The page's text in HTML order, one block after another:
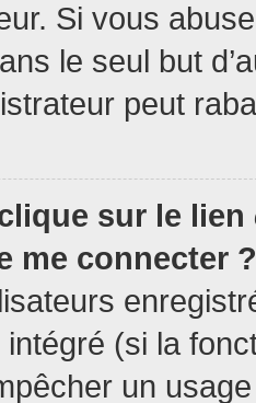
Si vous
le seul but
peut
sur le lien
me connecter ?
(si la
un